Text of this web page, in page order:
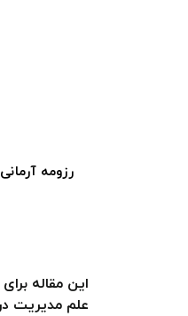
رزومه آرمانی